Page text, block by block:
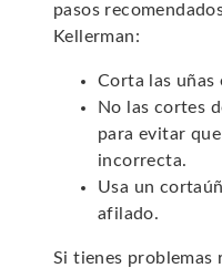
pasos
Kellerman:
Corta las uñas
No las cortes
para evitar
incorrecta.
Usa un
afilado.
Si tienes problemas